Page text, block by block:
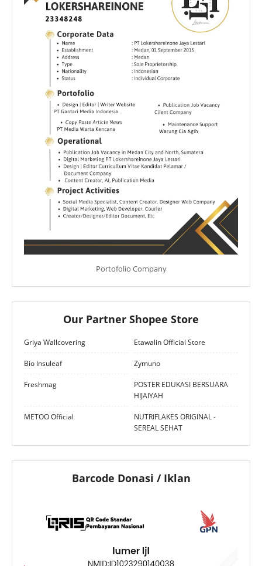
Portofolio Company
Our Partner Shopee Store
Griya Wallcovering Etawalin Official Store
Bio Insuleaf Zymuno
Freshmag
POSTER EDUKASI BERSUARA
HIJAIYAH
METOO Official
NUTRIFLAKES ORIGINAL -
SEREAL SEHAT
Barcode Donasi / Iklan